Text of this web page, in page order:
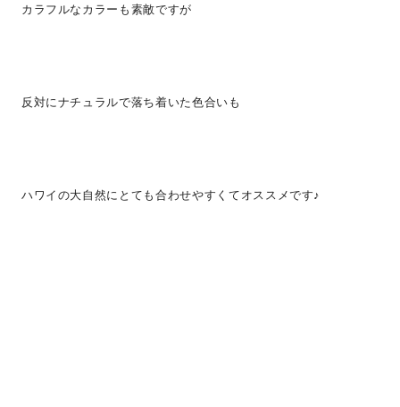
カラフルなカラーも素敵ですが
反対にナチュラルで落ち着いた色合いも
ハワイの大自然にとても合わせやすくてオススメです♪